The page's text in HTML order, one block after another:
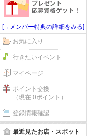
[→メンバー特典の詳細をみる]
お気に入り
行きたいイベント
マイページ
ポイント交換
（現在 0ポイント）
登録情報確認
最近見たお店・スポット